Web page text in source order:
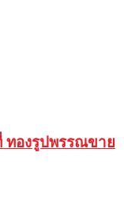
ทองรูปพรรณขาย